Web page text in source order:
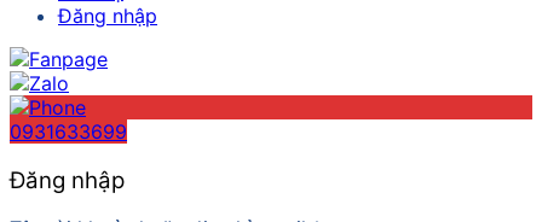
Đăng nhập
0931633699
Đăng nhập